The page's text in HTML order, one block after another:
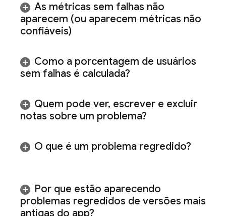
As métricas sem falhas não
aparecem (ou aparecem métricas não
confiáveis)
Como a porcentagem de usuários
sem falhas é calculada?
Quem pode ver, escrever e excluir
notas sobre um problema?
O que é um problema regredido?
Por que estão aparecendo
problemas regredidos de versões mais
antigas do app?